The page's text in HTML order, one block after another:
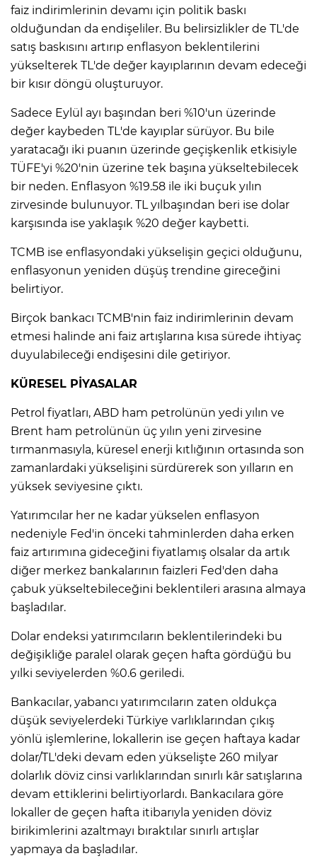
faiz indirimlerinin devamı için politik baskı
olduğundan da endişeliler. Bu belirsizlikler de TL'de
satış baskısını artırıp enflasyon beklentilerini
yükselterek TL'de değer kayıplarının devam edeceği
bir kısır döngü oluşturuyor.
Sadece Eylül ayı başından beri %10'un üzerinde
değer kaybeden TL'de kayıplar sürüyor. Bu bile
yaratacağı iki puanın üzerinde geçişkenlik etkisiyle
TÜFE'yi %20'nin üzerine tek başına yükseltebilecek
bir neden. Enflasyon %19.58 ile iki buçuk yılın
zirvesinde bulunuyor. TL yılbaşından beri ise dolar
karşısında ise yaklaşık %20 değer kaybetti.
TCMB ise enflasyondaki yükselişin geçici olduğunu,
enflasyonun yeniden düşüş trendine gireceğini
belirtiyor.
Birçok bankacı TCMB'nin faiz indirimlerinin devam
etmesi halinde ani faiz artışlarına kısa sürede ihtiyaç
duyulabileceği endişesini dile getiriyor.
KÜRESEL PİYASALAR
Petrol fiyatları, ABD ham petrolünün yedi yılın ve
Brent ham petrolünün üç yılın yeni zirvesine
tırmanmasıyla, küresel enerji kıtlığının ortasında son
zamanlardaki yükselişini sürdürerek son yılların en
yüksek seviyesine çıktı.
Yatırımcılar her ne kadar yükselen enflasyon
nedeniyle Fed'in önceki tahminlerden daha erken
faiz artırımına gideceğini fiyatlamış olsalar da artık
diğer merkez bankalarının faizleri Fed'den daha
çabuk yükseltebileceğini beklentileri arasına almaya
başladılar.
Dolar endeksi yatırımcıların beklentilerindeki bu
değişikliğe paralel olarak geçen hafta gördüğü bu
yılki seviyelerden %0.6 geriledi.
Bankacılar, yabancı yatırımcıların zaten oldukça
düşük seviyelerdeki Türkiye varlıklarından çıkış
yönlü işlemlerine, lokallerin ise geçen haftaya kadar
dolar/TL'deki devam eden yükselişte 260 milyar
dolarlık döviz cinsi varlıklarından sınırlı kâr satışlarına
devam ettiklerini belirtiyorlardı. Bankacılara göre
lokaller de geçen hafta itibarıyla yeniden döviz
birikimlerini azaltmayı bıraktılar sınırlı artışlar
yapmaya da başladılar.